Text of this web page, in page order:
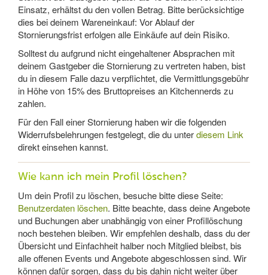
Einsatz, erhältst du den vollen Betrag. Bitte berücksichtige
dies bei deinem Wareneinkauf: Vor Ablauf der
Stornierungsfrist erfolgen alle Einkäufe auf dein Risiko.
Solltest du aufgrund nicht eingehaltener Absprachen mit
deinem Gastgeber die Stornierung zu vertreten haben, bist
du in diesem Falle dazu verpflichtet, die Vermittlungsgebühr
in Höhe von 15% des Bruttopreises an Kitchennerds zu
zahlen.
Für den Fall einer Stornierung haben wir die folgenden
Widerrufsbelehrungen festgelegt, die du unterdiesem Link
direkt einsehen kannst.
Wie kann ich mein Profil löschen?
Um dein Profil zu löschen, besuche bitte diese Seite:
Benutzerdaten löschen. Bitte beachte, dass deine Angebote
und Buchungen aber unabhängig von einer Profillöschung
noch bestehen bleiben. Wir empfehlen deshalb, dass du der
Übersicht und Einfachheit halber noch Mitglied bleibst, bis
alle offenen Events und Angebote abgeschlossen sind. Wir
können dafür sorgen, dass du bis dahin nicht weiter über